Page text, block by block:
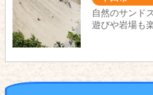
自然のサンド
遊びや岩場も